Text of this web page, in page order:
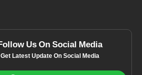
Us On Social Media
Get Latest Update On Social Media